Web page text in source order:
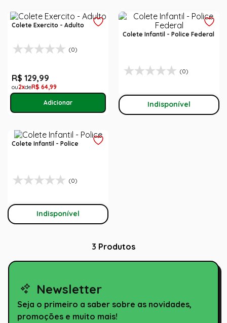
Colete Exercito - Adulto
(0)
R$ 129,99
2 R$ 64,99
Colete Infantil - Police Federal
(0)
Indisponível
Colete Infantil - Police
(0)
Indisponível
3 Produtos
Newsletter
Seja o primeiro a saber sobre as novidades,
promoções e muito mais!